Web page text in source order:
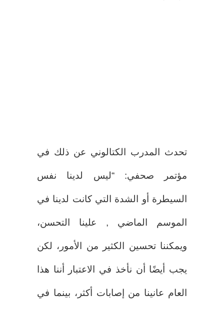
تحدث المدرب الكتالوني عن ذلك في
مؤتمر صحفي: “ليس لدينا نفس
السيطرة أو الشدة التي كانت لدينا في
الموسم الماضي , علينا التحسن،
ويمكننا تحسين الكثير من الأمور، لكن
يجب أيضًا أن نأخذ في الاعتبار أننا هذا
العام عانينا من إصابات أكثر، بينما في